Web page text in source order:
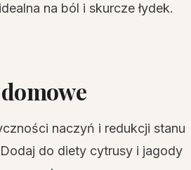
na ból i skurcze łydek.
naczyń i redukcji stanu
do diety cytrusy i jagody